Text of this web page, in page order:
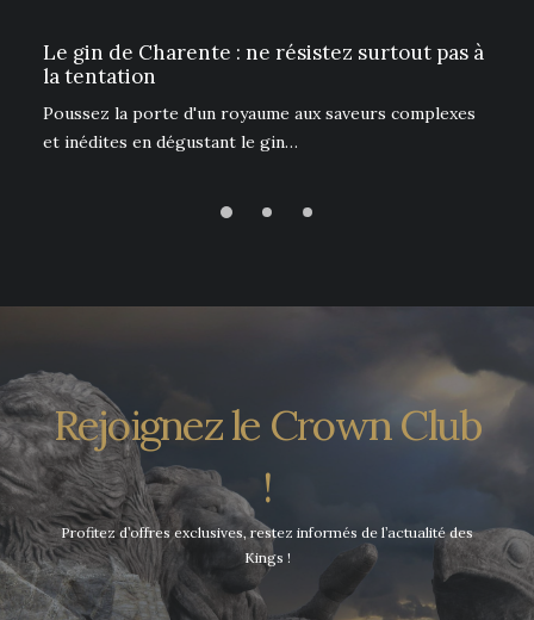
Le gin de Charente : ne résistez surtout pas à
la tentation
Poussez la porte d'un royaume aux saveurs complexes
et inédites en dégustant le gin…
Rejoignez le Crown Club
!
Profitez d’offres exclusives, restez informés de l’actualité des
Kings !